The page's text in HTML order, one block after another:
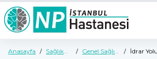
Anasayfa / Sağlık
/ Genel Sağlık
/ İdrar